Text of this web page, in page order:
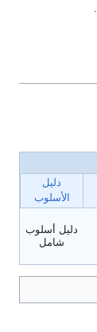
دليل
الأسلوب
دليل أسلوب
شامل